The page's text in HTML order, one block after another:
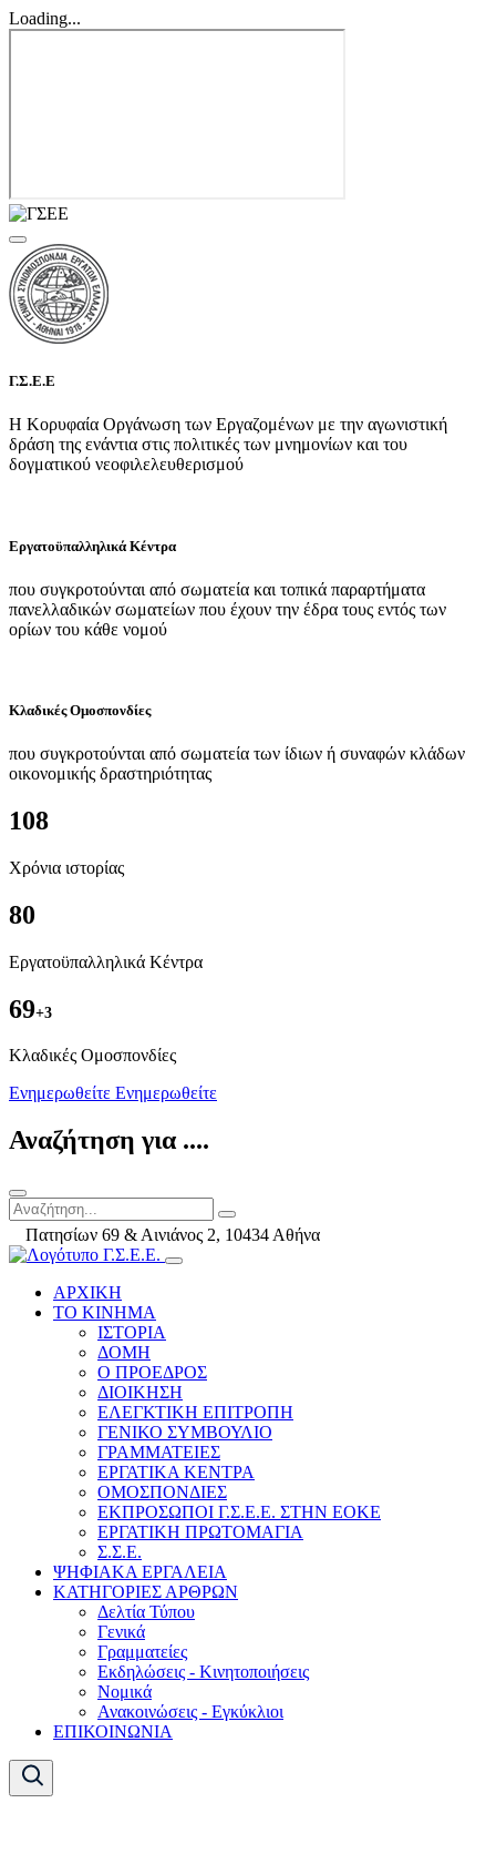
Loading...
Γ.Σ.Ε.Ε
Η Κορυφαία Οργάνωση των Εργαζομένων με την αγωνιστική
δράση της ενάντια στις πολιτικές των μνημονίων και του
δογματικού νεοφιλελευθερισμού
Εργατοϋπαλληλικά Κέντρα
που συγκροτούνται από σωματεία και τοπικά παραρτήματα
πανελλαδικών σωματείων που έχουν την έδρα τους εντός των
ορίων του κάθε νομού
Κλαδικές Ομοσπονδίες
που συγκροτούνται από σωματεία των ίδιων ή συναφών κλάδων
οικονομικής δραστηριότητας
108
Χρόνια ιστορίας
80
Εργατοϋπαλληλικά Κέντρα
69+3
Kλαδικές Ομοσπονδίες
Ενημερωθείτε Ενημερωθείτε
Αναζήτηση για ....
Πατησίων 69 & Αινιάνος 2, 10434 Αθήνα
ΑΡΧΙΚΗ
ΤΟ ΚΙΝΗΜΑ
ΙΣΤΟΡΙΑ
ΔΟΜΗ
Ο ΠΡΟΕΔΡΟΣ
ΔΙΟΙΚΗΣΗ
ΕΛΕΓΚΤΙΚΗ ΕΠΙΤΡΟΠΗ
ΓΕΝΙΚΟ ΣΥΜΒΟΥΛΙΟ
ΓΡΑΜΜΑΤΕΙΕΣ
ΕΡΓΑΤΙΚΑ ΚΕΝΤΡΑ
ΟΜΟΣΠΟΝΔΙΕΣ
ΕΚΠΡΟΣΩΠΟΙ Γ.Σ.Ε.Ε. ΣΤΗΝ ΕΟΚΕ
ΕΡΓΑΤΙΚΗ ΠΡΩΤΟΜΑΓΙΑ
Σ.Σ.Ε.
ΨΗΦΙΑΚΑ ΕΡΓΑΛΕΙΑ
ΚΑΤΗΓΟΡΙΕΣ ΑΡΘΡΩΝ
Δελτία Τύπου
Γενικά
Γραμματείες
Εκδηλώσεις - Κινητοποιήσεις
Νομικά
Ανακοινώσεις - Εγκύκλιοι
ΕΠΙΚΟΙΝΩΝΙΑ